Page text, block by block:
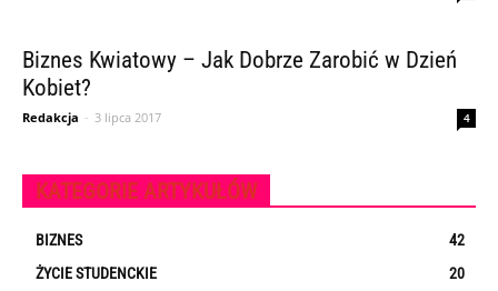
Biznes Kwiatowy – Jak Dobrze Zarobić w Dzień
Kobiet?
Redakcja - 3 lipca 2017 4
KATEGORIE ARTYKUŁÓW
BIZNES
42
ŻYCIE STUDENCKIE
20